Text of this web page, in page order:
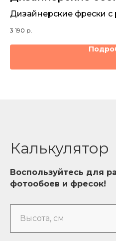
Дизайнерские фрески
3 190 р.
Калькулятор
Воспользуйтесь для
фотообоев и фресок!
Высота, см